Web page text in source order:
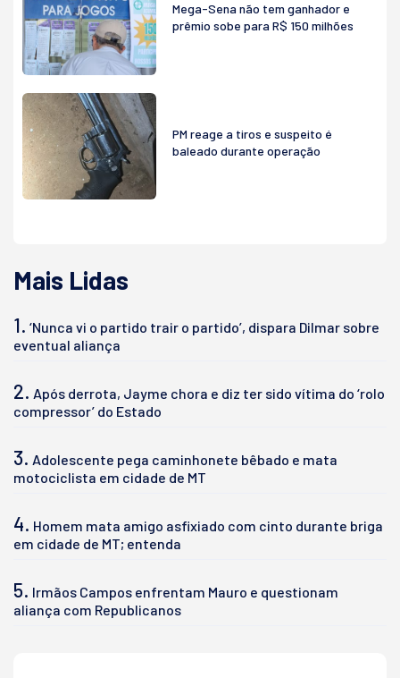
Mega-Sena não tem ganhador e
prêmio sobe para R$ 150 milhões
PM reage a tiros e suspeito é
baleado durante operação
Mais Lidas
1. ‘Nunca vi o partido trair o partido’, dispara Dilmar sobre
eventual aliança
2. Após derrota, Jayme chora e diz ter sido vítima do ‘rolo
compressor’ do Estado
3. Adolescente pega caminhonete bêbado e mata
motociclista em cidade de MT
4. Homem mata amigo asfixiado com cinto durante briga
em cidade de MT; entenda
5. Irmãos Campos enfrentam Mauro e questionam
aliança com Republicanos